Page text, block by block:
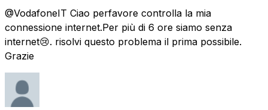
@VodafoneIT Ciao perfavore controlla la mia
connessione internet.Per più di 6 ore siamo senza
internet😢. risolvi questo problema il prima possibile.
Grazie